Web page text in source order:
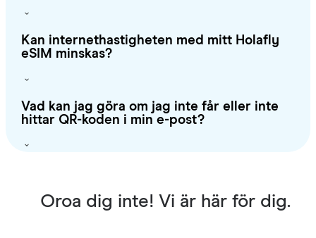
Kan internethastigheten med mitt Holafly
eSIM minskas?
Vad kan jag göra om jag inte får eller inte
hittar QR-koden i min e-post?
Oroa dig inte! Vi är här för dig.